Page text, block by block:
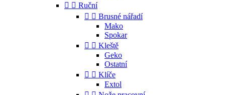
  Ruční
  Brusné nářadí
Mako
Spokar
  Kleště
Geko
Ostatní
  Klíče
Extol